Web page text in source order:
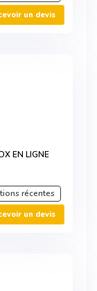
un devis
EN LIGNE
récentes
un devis